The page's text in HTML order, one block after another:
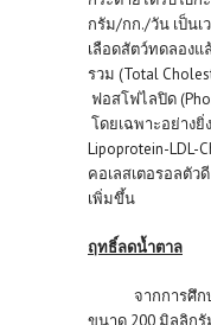
กรัม/กก./วัน เป็นเ
เลือดสัตว์ทดลองแ
รวม (Total
ฟอสโฟไลปิด
โดยเฉพาะอย่างยิ่
Lipoprotein-LDL-
คอเลสเตอรอลตัว
เพิ่มขึ้น
ฤทธิ์ลดน้ำตาล
จากการศึกษา
ขนาด 200 มิลลิก